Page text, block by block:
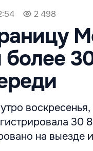
2 498
30
на выезде